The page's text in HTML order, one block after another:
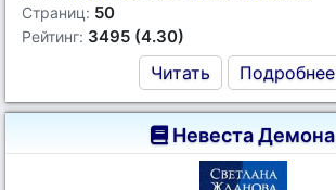
Страниц: 50
Рейтинг: 3495 (4.30)
Читать Подробнее
Невеста Демона